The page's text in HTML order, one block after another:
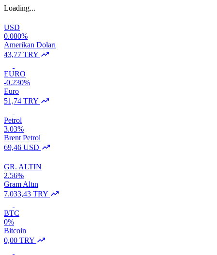
Loading...
USD
0.080%
Amerikan Doları
43,77 TRY
EURO
-0.230%
Euro
51,74 TRY
Petrol
3.03%
Brent Petrol
69,46 USD
GR. ALTIN
2.56%
Gram Altın
7.033,43 TRY
BTC
0%
Bitcoin
0,00 TRY